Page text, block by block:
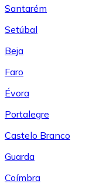
Santarém
Setúbal
Beja
Faro
Évora
Portalegre
Castelo Branco
Guarda
Coímbra